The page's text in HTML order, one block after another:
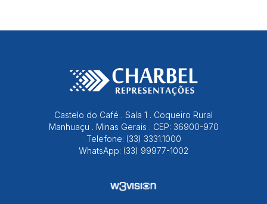
Castelo do Café . Sala 1 . Coqueiro Rural
Manhuaçu . Minas Gerais . CEP: 36900-970
Telefone: (33) 3331.1000
WhatsApp: (33) 99977-1002